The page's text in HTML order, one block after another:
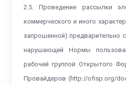
2.5. Проведение рассылки
коммерческого и иного
запрошенной) предварительно
нарушающей Нормы
рабочей группой Открытого
Провайдеров (http://ofisp.org/